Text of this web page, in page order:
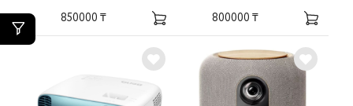
850000 ₸ 800000 ₸